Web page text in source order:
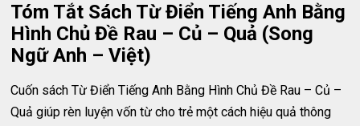
Tóm Tắt Sách Từ Điển Tiếng Anh Bằng
Hình Chủ Đề Rau – Củ – Quả (Song
Ngữ Anh – Việt)
Cuốn sách Từ Điển Tiếng Anh Bằng Hình Chủ Đề Rau – Củ –
Quả giúp rèn luyện vốn từ cho trẻ một cách hiệu quả thông